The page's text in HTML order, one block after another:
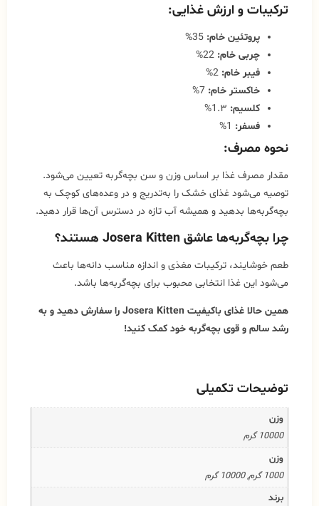
ترکیبات و ارزش غذایی:
پروتئین خام:
چربی خام:
فیبر خام:
خاکستر خام:
کلسیم:
فسفر:
نحوه مصرف:
مقدار مصرف غذا بر اساس وزن و سن بچه‌گربه تعیین می‌شود.
توصیه می‌شود غذای خشک را به‌تدریج و در وعده‌های کوچک به
بچه‌گربه‌ها بدهید و همیشه آب تازه در دسترس آن‌ها قرار دهید.
چرا بچه‌گربه‌ها عاشق Josera Kitten هستند؟
طعم خوشایند، ترکیبات مغذی و اندازه مناسب دانه‌ها باعث
می‌شود این غذا انتخابی محبوب برای بچه‌گربه‌ها باشد.
همین حالا غذای باکیفیت Josera Kitten را سفارش دهید و به
رشد سالم و قوی بچه‌گربه خود کمک کنید!
توضیحات تکمیلی
وزن
10000 گرم
وزن
1000 گرم, 10000 گرم
برند